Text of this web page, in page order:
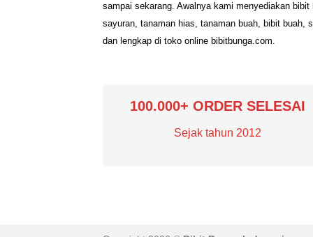
sampai sekarang. Awalnya kami menyediakan
sayuran, tanaman hias, tanaman buah, bibit buah,
dan lengkap di toko online bibitbunga.com.
100.000+ ORDER SELESAI
Sejak tahun 2012